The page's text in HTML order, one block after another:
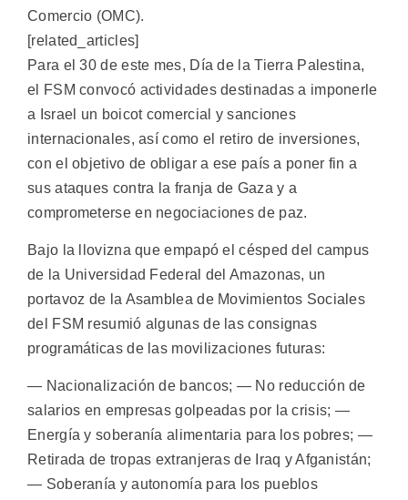
Comercio (OMC).
[related_articles]
Para el 30 de este mes, Día de la Tierra Palestina,
el FSM convocó actividades destinadas a imponerle
a Israel un boicot comercial y sanciones
internacionales, así como el retiro de inversiones,
con el objetivo de obligar a ese país a poner fin a
sus ataques contra la franja de Gaza y a
comprometerse en negociaciones de paz.
Bajo la llovizna que empapó el césped del campus
de la Universidad Federal del Amazonas, un
portavoz de la Asamblea de Movimientos Sociales
del FSM resumió algunas de las consignas
programáticas de las movilizaciones futuras:
— Nacionalización de bancos; — No reducción de
salarios en empresas golpeadas por la crisis; —
Energía y soberanía alimentaria para los pobres; —
Retirada de tropas extranjeras de Iraq y Afganistán;
— Soberanía y autonomía para los pueblos